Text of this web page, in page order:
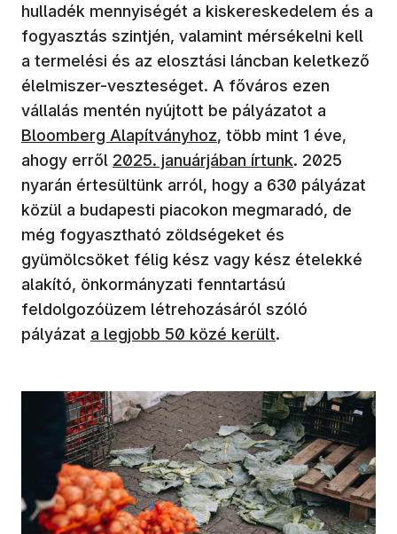
hulladék mennyiségét a kiskereskedelem és a
fogyasztás szintjén, valamint mérsékelni kell
a termelési és az elosztási láncban keletkező
élelmiszer-veszteséget. A főváros ezen
vállalás mentén nyújtott be pályázatot a
Bloomberg Alapítványhoz, több mint 1 éve,
ahogy erről 2025. januárjában írtunk. 2025
nyarán értesültünk arról, hogy a 630 pályázat
közül a budapesti piacokon megmaradó, de
még fogyasztható zöldségeket és
gyümölcsöket félig kész vagy kész ételekké
alakító, önkormányzati fenntartású
feldolgozóüzem létrehozásáról szóló
pályázat a legjobb 50 közé került.